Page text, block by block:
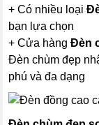
+ Có nhiều loại
bạn lựa chọn
+ Cửa hàngĐèn
Đèn chùm đẹp
phú và đa dạng